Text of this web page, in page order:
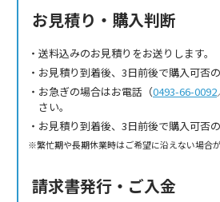
お見積り・購入判断
送料込みのお見積りをお送りします。
お見積り到着後、3日前後で購入可否
お急ぎの場合はお電話（0493-66-0092
さい。
お見積り到着後、3日前後で購入可否
繁忙期や長期休業時はご希望に沿えない場合が
請求書発行・ご入金